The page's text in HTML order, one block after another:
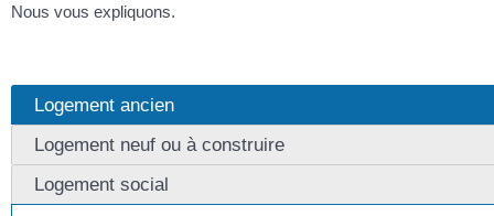
Nous vous expliquons.
Logement ancien
Logement neuf ou à construire
Logement social